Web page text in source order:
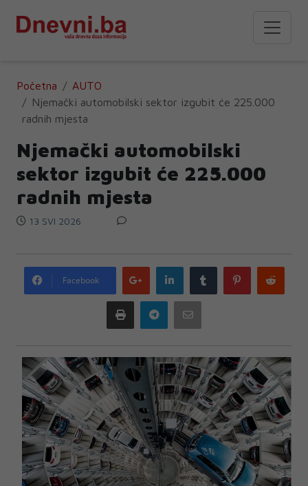
Početna
AUTO
Njemački automobilski sektor izgubit će 225.000
radnih mjesta
Njemački automobilski
sektor izgubit će 225.000
radnih mjesta
13 SVI 2026
Facebook
Google
plus
LinkedIn Tumblr Pinterest
Print Telegram